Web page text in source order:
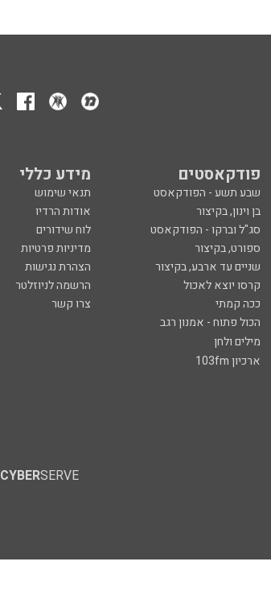
פודקאסטים מידע כללי
שבע תשע - הפודקאסט
תנאי שימוש
בן וינון, בקיצור
אודות הרדיו
סג"ל וברקו - הפודקאסט
לוח שידורים
ספורט, בקיצור
מדיניות פרטיות
שניים עד ארבע, בקיצור
הצהרת נגישות
קרסו יוצא לאכול
הרשמה לניוזלטר
ככה קמתי
צרו קשר
הכול פתוח - אמנון רגב
מילים ולחן
ארכיון 103fm
CYBERSERVE